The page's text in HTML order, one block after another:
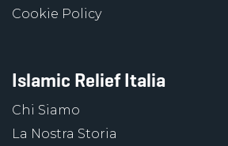
Cookie Policy
Islamic Relief Italia
Chi Siamo
La Nostra Storia